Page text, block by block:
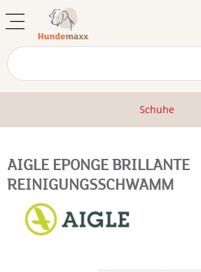
Schuhe
AIGLE EPONGE BRILLANTE
REINIGUNGSSCHWAMM